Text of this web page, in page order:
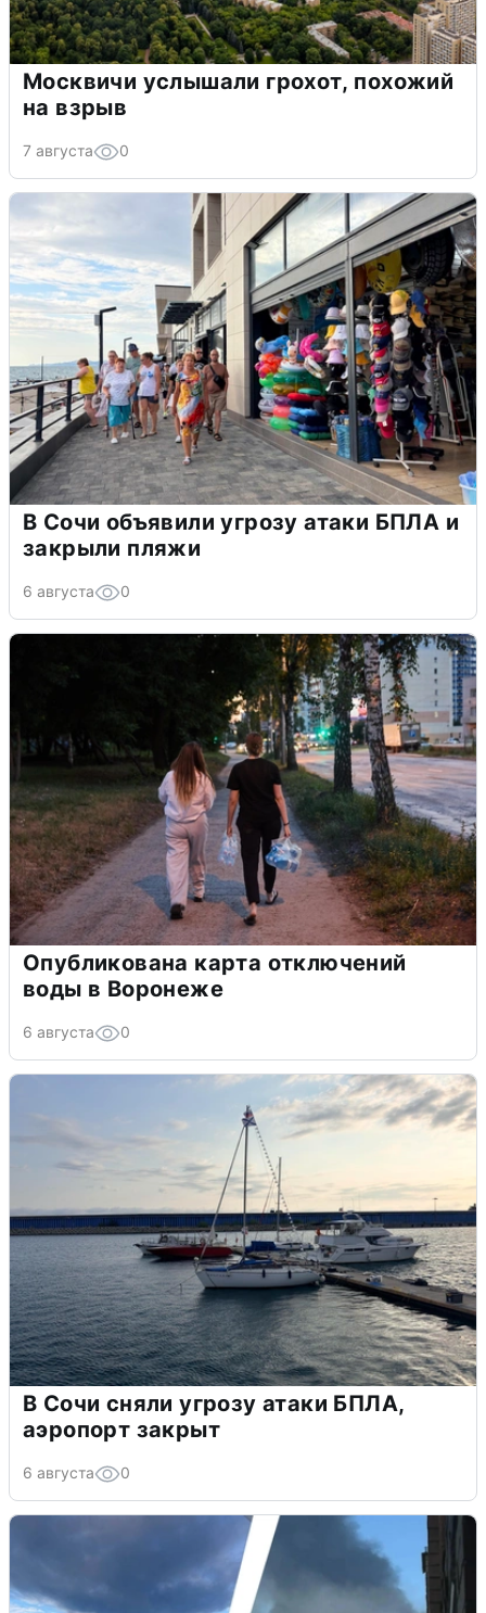
Москвичи услышали грохот, похожий
на взрыв
7 августа 0
В Сочи объявили угрозу атаки БПЛА и
закрыли пляжи
6 августа 0
Опубликована карта отключений
воды в Воронеже
6 августа 0
В Сочи сняли угрозу атаки БПЛА,
аэропорт закрыт
6 августа 0